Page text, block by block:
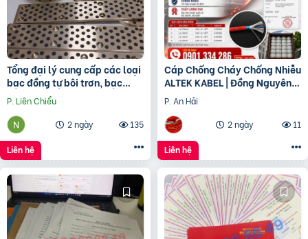
Tổng đại lý cung cấp các loại
bạc đồng tự bôi trơn, bạc
cầu, bạc Graphite
P. Liên Chiểu
2 ngày
135
Liên hệ
Cáp Chống Cháy Chống Nhiễu
ALTEK KABEL | Đồng Nguyên
Chất 100%, Đảm Bảo An Toàn
Công Trình
P. An Hải
2 ngày
11
Liên hệ